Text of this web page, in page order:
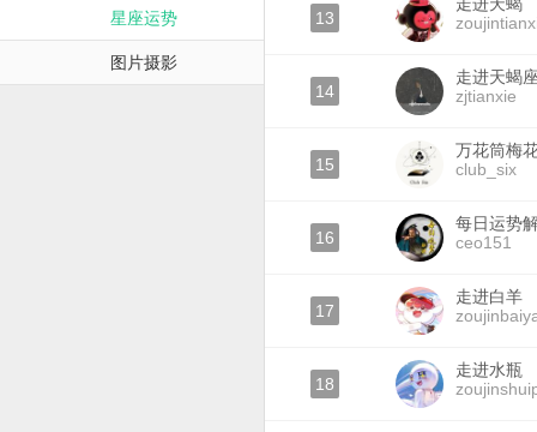
星座运势
图片摄影
13
14
走进天蝎
zjtianxie
15
万花筒梅
club_six
16
每日运势
ceo151
17
走进白羊
18
走进水瓶